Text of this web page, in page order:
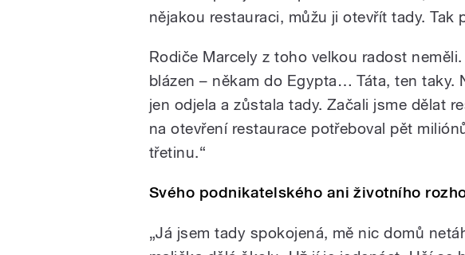
nějakou restauraci, můžu ji otevřít tady. Tak
Rodiče Marcely z toho velkou radost
blázen – někam do Egypta… Táta, ten taky.
jen odjela a zůstala tady. Začali jsme dělat
na otevření restaurace potřeboval pět
třetinu.“
Svého podnikatelského ani životního
„Já jsem tady spokojená, mě nic domů